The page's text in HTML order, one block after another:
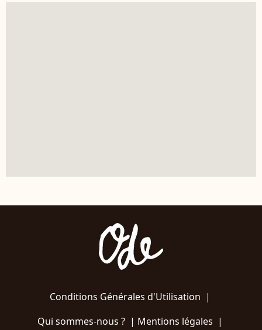
Conditions Générales d'Utilisation |
Qui sommes-nous ?| Mentions légales |